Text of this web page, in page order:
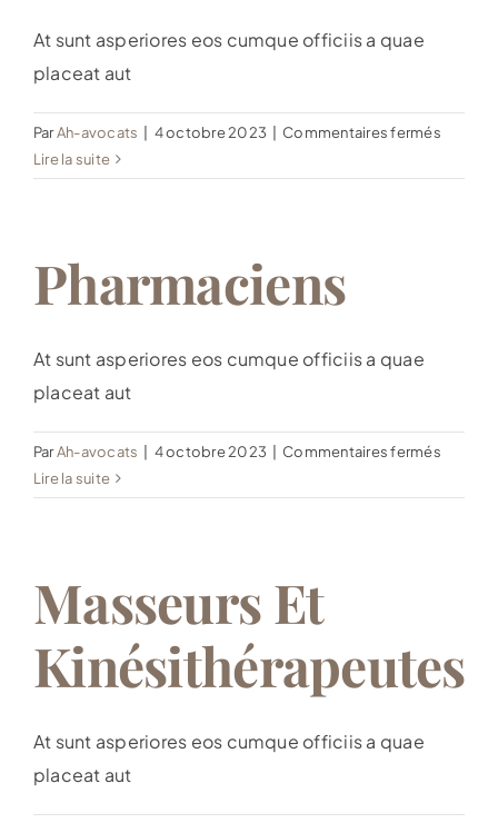
At sunt asperiores eos cumque officiis a quae
placeat aut
ParAh-avocats 4 octobre 2023 Commentaires ferméssur
Lire la suite
Pharmaciens
At sunt asperiores eos cumque officiis a quae
placeat aut
ParAh-avocats 4 octobre 2023 Commentaires ferméssur
Lire la suite
Masseurs Et
Kinésithérapeutes
At sunt asperiores eos cumque officiis a quae
placeat aut